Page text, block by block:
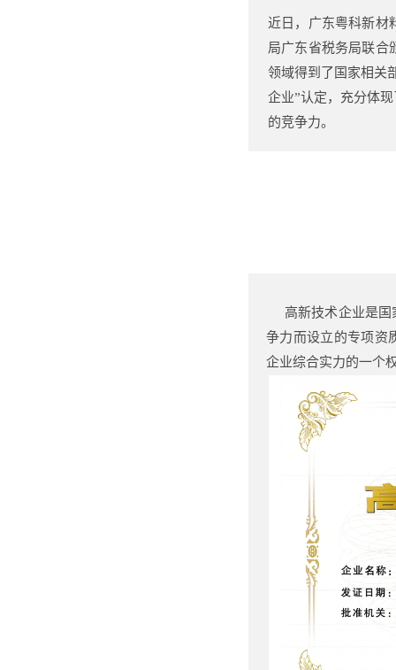
近日，广东粤科新材
局广东省税务局联合
领域得到了国家相关
企业”认定，充分体
的竞争力。
高新技术企业是国
争力而设立的专项资
企业综合实力的一个